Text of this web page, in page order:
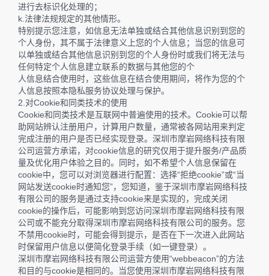
进行去标识化处理的；
k.法律法规规定的其他情形。
特别提示您注意，如信息无法单独或结合其他信息识别到您的
个人身份，其不属于法律意义上您的个人信息；当您的信息可
以单独或结合其他信息识别到您的个人身份时或我们将无法与
任何特定个人信息建立联系的数据与其他您的个
人信息结合使用时，这些信息在结合使用期间，将作为您的个
人信息按照本隐私服务协议处理与保护。
2.对Cookie和同类技术的使用
Cookie和同类技术是互联网中普遍使用的技术。Cookie可以帮
助网站辨认注册用户，计算用户数量，通常被各网站用来判定
完成注册的用户是否已经实现登录。深圳市摩岩网络科技有限
公司运营方承诺，对cookie信息的研究仅用于提升服务/产品质
量及优化用户体验之目的。同时，如不希望个人信息保留在
cookie中，您可以对浏览器进行配置：选择“拒绝cookie”或“当
网站发送cookie时通知您”，您知道，鉴于深圳市摩岩网络科技
有限公司的服务是通过支持cookie来是实现的，完成关闭
cookie的操作后，可能影响到您访问深圳市摩岩网络科技有限
公司或不能充分取得深圳市摩岩网络科技有限公司的服务。您
不禁用cookie时，可能会得到提示，是否在下一次进入此网站
时保留用户信息以便简化登录手续（如一键登录）。
深圳市摩岩网络科技有限公司运营方使用“webbeacon”的方法
和目的与cookie是相同的。当您使用深圳市摩岩网络科技有限